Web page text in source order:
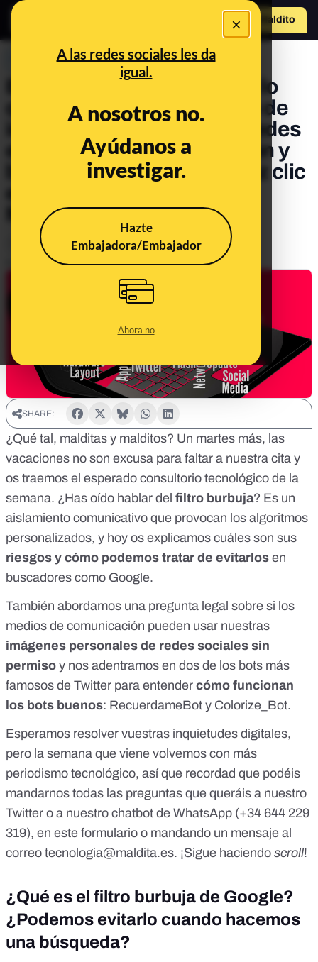
×
A las redes sociales les da
igual.
A nosotros no.
Ayúdanos a
investigar.
Hazte
Embajadora/Embajador
Ahora no
Hazte Maldito
PREBUNKING
El filtro burbuja de Google, lo
que dice la ley sobre el uso de
imágenes personales de redes
en medios de comunicación y
bots buenos de Twitter: haz clic
en el 111º consultorio de
Maldita Tecnología
Tecnología
Publicado elAug 9, 2022, 8:13:00 AM
SHARE:
¿Qué tal, malditas y malditos? Un martes más, las
vacaciones no son excusa para faltar a nuestra cita y
os traemos el esperado consultorio tecnológico de la
semana. ¿Has oído hablar del filtro burbuja? Es un
aislamiento comunicativo que provocan los algoritmos
personalizados, y hoy os explicamos cuáles son sus
riesgos y cómo podemos tratar de evitarlos en
buscadores como Google.
También abordamos una pregunta legal sobre si los
medios de comunicación pueden usar nuestras
imágenes personales de redes sociales sin
permiso y nos adentramos en dos de los bots más
famosos de Twitter para entender cómo funcionan
los bots buenos: RecuerdameBot y Colorize_Bot.
Esperamos resolver vuestras inquietudes digitales,
pero la semana que viene volvemos con más
periodismo tecnológico, así que recordad que podéis
mandarnos todas las preguntas que queráis a nuestro
Twitter o a nuestro chatbot de WhatsApp (+34 644 229
319), en este formulario o mandando un mensaje al
correo tecnologia@maldita.es. ¡Sigue haciendo scroll!
¿Qué es el filtro burbuja de Google?
¿Podemos evitarlo cuando hacemos
una búsqueda?